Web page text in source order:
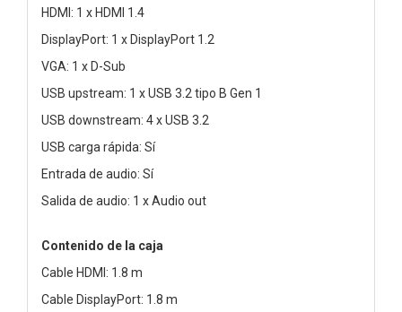
HDMI: 1 x HDMI 1.4
DisplayPort: 1 x DisplayPort 1.2
VGA: 1 x D-Sub
USB upstream: 1 x USB 3.2 tipo B Gen 1
USB downstream: 4 x USB 3.2
USB carga rápida: Sí
Entrada de audio: Sí
Salida de audio: 1 x Audio out
Contenido de la caja
Cable HDMI: 1.8 m
Cable DisplayPort: 1.8 m